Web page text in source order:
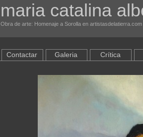
maria catalina
Obra de arte: Homenaje a Sorolla en artistasdelatierra.com
Contactar Galeria Crítica